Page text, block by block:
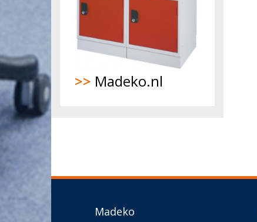
>> Madeko.nl
Madeko